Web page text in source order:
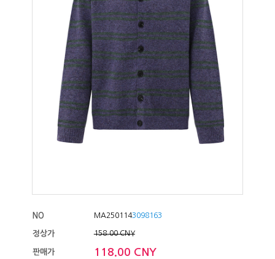
NO MA2501143098163
정상가 158.00 CNY
판매가 118.00 CNY